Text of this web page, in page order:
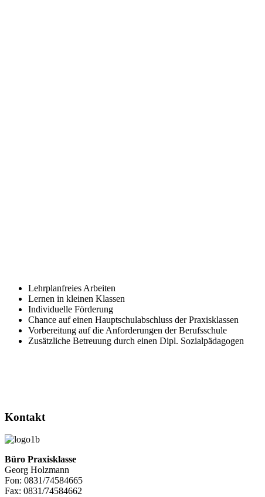
Lehrplanfreies Arbeiten
Lernen in kleinen Klassen
Individuelle Förderung
Chance auf einen Hauptschulabschluss der Praxisklassen
Vorbereitung auf die Anforderungen der Berufsschule
Zusätzliche Betreuung durch einen Dipl. Sozialpädagogen
Kontakt
Büro Praxisklasse
Georg Holzmann
Fon: 0831/74584665
Fax: 0831/74584662